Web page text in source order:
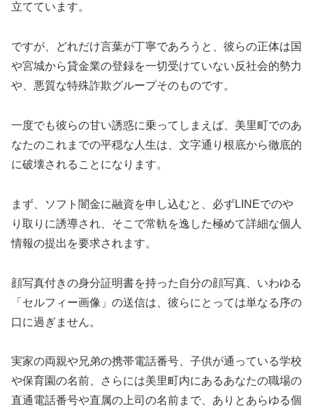
立てています。
ですが、どれだけ言葉が丁寧であろうと、彼らの正体は国
や宮城から貸金業の登録を一切受けていない反社会的勢力
や、悪質な特殊詐欺グループそのものです。
一度でも彼らの甘い誘惑に乗ってしまえば、美里町でのあ
なたのこれまでの平穏な人生は、文字通り根底から徹底的
に破壊されることになります。
まず、ソフト闇金に融資を申し込むと、必ずLINEでのや
り取りに誘導され、そこで常軌を逸した極めて詳細な個人
情報の提出を要求されます。
顔写真付きの身分証明書を持った自分の顔写真、いわゆる
「セルフィー画像」の送信は、彼らにとっては単なる序の
口に過ぎません。
実家の両親や兄弟の携帯電話番号、子供が通っている学校
や保育園の名前、さらには美里町内にあるあなたの職場の
直通電話番号や直属の上司の名前まで、ありとあらゆる個